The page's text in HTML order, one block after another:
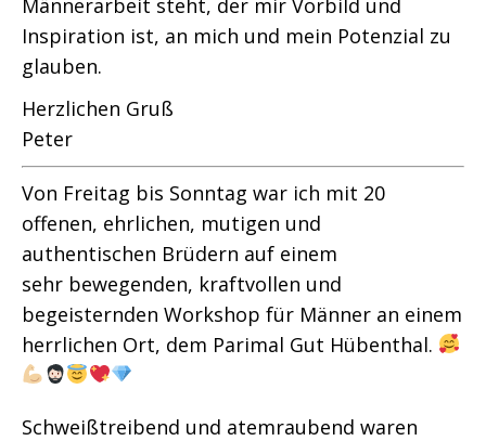
Inspiration ist, an mich und mein Potenzial zu
glauben.
Herzlichen Gruß
Peter
Von Freitag bis Sonntag war ich mit 20
offenen, ehrlichen, mutigen und
authentischen Brüdern auf einem
sehr bewegenden, kraftvollen und
begeisternden Workshop für Männer an einem
herrlichen Ort, dem Parimal Gut Hübenthal.
Schweißtreibend und atemraubend waren